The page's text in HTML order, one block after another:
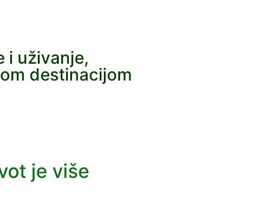
i uživanje,
destinacijom
je više